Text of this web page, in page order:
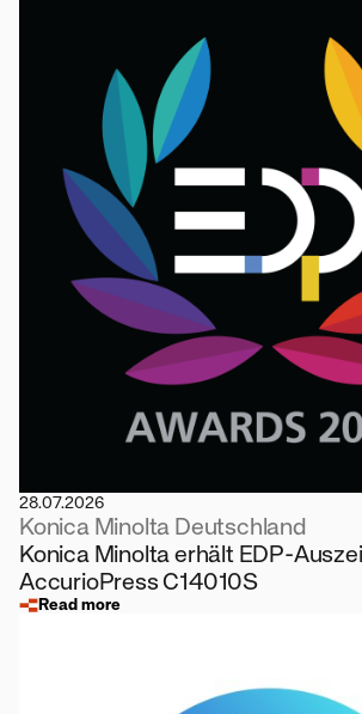
28.07.2026
Konica Minolta Deutschland
Konica Minolta erhält EDP-
AccurioPress C14010S
Read more